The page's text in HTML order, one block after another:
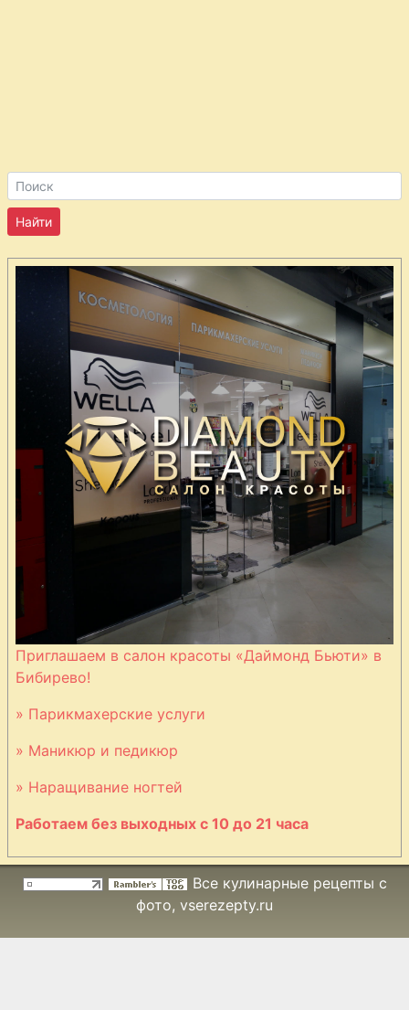
Приглашаем в салон красоты «Даймонд Бьюти» в
Бибирево!
» Парикмахерские услуги
» Маникюр и педикюр
» Наращивание ногтей
Работаем без выходных с 10 до 21 часа
Все кулинарные рецепты с
фото, vserezepty.ru